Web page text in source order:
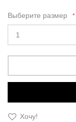
images
gallery
Выберите размер
Хочу!